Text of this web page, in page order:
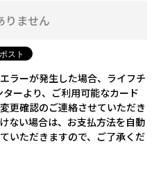
りません
ラーが発生した場合、ライフチ
ーより、ご利用可能なカード
更確認のご連絡させていただき
ない場合は、お支払方法を自動
いただきますので、ご了承くだ